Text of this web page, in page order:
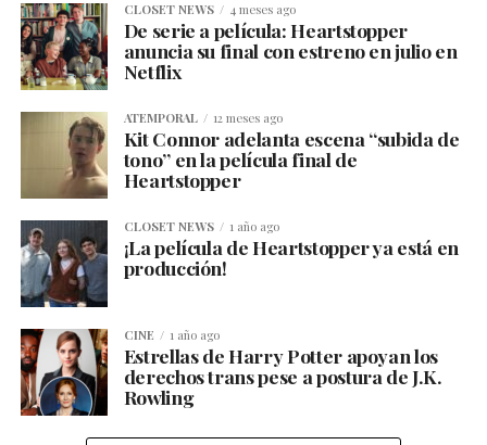
CLOSET NEWS 4 meses ago
De serie a película: Heartstopper
anuncia su final con estreno en julio en
Netflix
ATEMPORAL 12 meses ago
Kit Connor adelanta escena “subida de
tono” en la película final de
Heartstopper
CLOSET NEWS 1 año ago
¡La película de Heartstopper ya está en
producción!
CINE 1 año ago
Estrellas de Harry Potter apoyan los
derechos trans pese a postura de J.K.
Rowling